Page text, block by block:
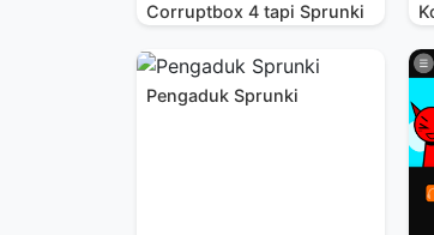
Corruptbox 4 tapi Sprunki
Pengaduk Sprunki